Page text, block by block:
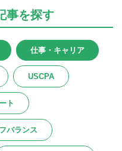
事を探す
仕事・キャリア
USCPA
ト
バランス